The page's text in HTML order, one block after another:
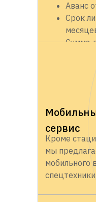
Аванс
Срок
Сумма
сервис
Кроме
мы
мобильного
спецтехники